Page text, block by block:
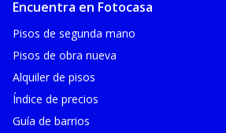
Encuentra en Fotocasa
Pisos de segunda mano
Pisos de obra nueva
Alquiler de pisos
Índice de precios
Guía de barrios